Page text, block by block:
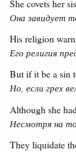
She covets her
Она завидует
His religion
Его религия
But if it be a sin
Но, если грех
Although she
Несмотря на
They liquidate